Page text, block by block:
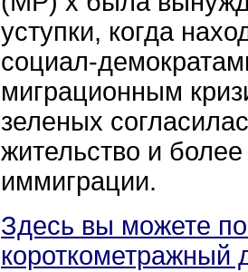
уступки, когда
социал-
миграционным
зеленых
жительство и
иммиграции.
Здесь вы можете